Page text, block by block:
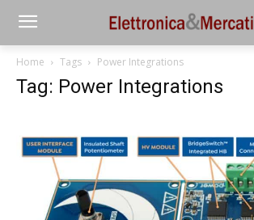
Home Tags Power Integrations
Tag: Power Integrations